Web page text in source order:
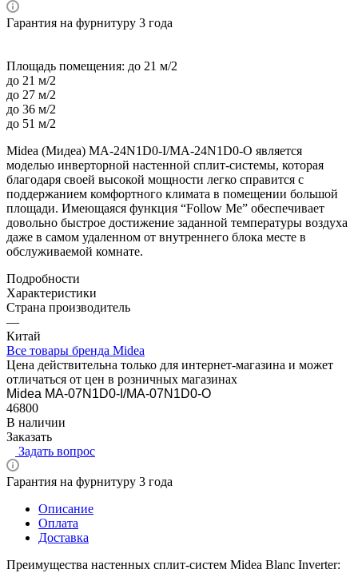
Гарантия на фурнитуру 3 года
Площадь помещения: до 21 м/2
до 21 м/2
до 27 м/2
до 36 м/2
до 51 м/2
Midea (Мидеа) MA-24N1D0-I/MA-24N1D0-O является
моделью инверторной настенной сплит-системы, которая
благодаря своей высокой мощности легко справится с
поддержанием комфортного климата в помещении большой
площади. Имеющаяся функция “Follow Me” обеспечивает
довольно быстрое достижение заданной температуры воздуха
даже в самом удаленном от внутреннего блока месте в
обслуживаемой комнате.
Подробности
Характеристики
Страна производитель
—
Китай
Все товары бренда Midea
Цена действительна только для интернет-магазина и может
отличаться от цен в розничных магазинах
Midea MA-07N1D0-I/MA-07N1D0-O
46800
В наличии
Заказать
Задать вопрос
Гарантия на фурнитуру 3 года
Описание
Оплата
Доставка
Преимущества настенных сплит-систем Midea Blanс Inverter: